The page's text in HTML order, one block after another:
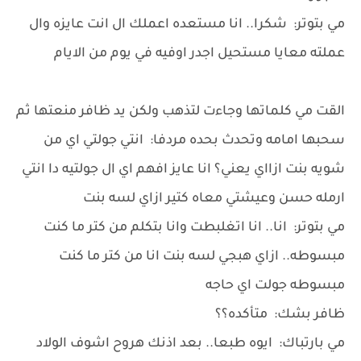
مي بتوتر: شكرا.. انا مستعده اعملك ال انت عايزه وال
عملته معايا مستحيل اجدر اوفيه في يوم من الايام
القت مي كلماتها وجاءت لتذهب ولكن يد ظافر منعتها ثم
سحبها امامه وتحدث بحده مردفا: انتي جولتي اي من
شويه بنت ازااي يعني؟ انا عايز افهم اي ال جولتيه دا انتي
ارمله حسن وعيشتي معاه كتير ازاي لسه بنت
مي بتوتر: انا.. انا اتغلبطت وانا بتكلم من كتر ما كنت
مبسوطه.. ازاي هبجي لسه بنت انا من كتر ما كنت
مبسوطه جولت اي حاجه
ظافر بشك: متأكده؟؟
مي بارتباك: ايوه طبعا.. بعد اذنك هروح اشوف الولاد